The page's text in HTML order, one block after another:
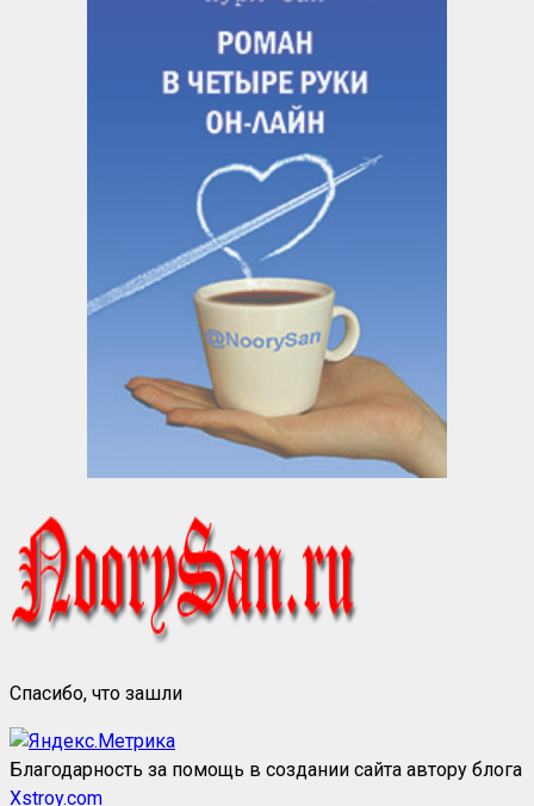
Спасибо, что зашли
Благодарность за помощь в создании сайта автору блога
Xstroy.com